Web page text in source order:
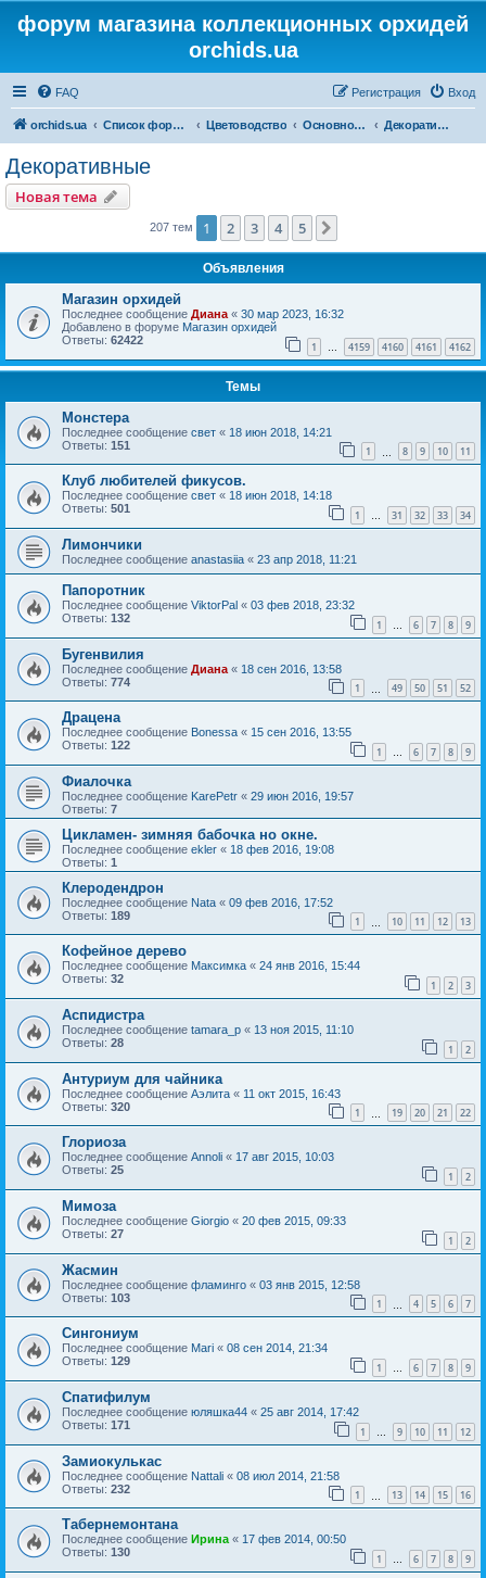
форум магазина коллекционных орхидей
orchids.ua
FAQ Вход
Регистрация
orchids.ua Список форумов Цветоводство Основной форум Декоративные
Декоративные
Новая тема
207 тем 1 2 3 4 5
Объявления
Магазин орхидей
Последнее сообщение Диана « 30 мар 2023, 16:32
Добавлено в форуме Магазин орхидей
Ответы: 62422 1 … 4159 4160 4161 4162
Темы
Монстера
Последнее сообщение свет « 18 июн 2018, 14:21
Ответы: 151 1 8 9 10 11
Клуб любителей фикусов.
Последнее сообщение свет « 18 июн 2018, 14:18
Ответы: 501 1 … 31 32 33 34
Лимончики
Последнее сообщение anastasiia « 23 апр 2018, 11:21
Папоротник
Последнее сообщение ViktorPal « 03 фев 2018, 23:32
Ответы: 132 1 … 6 7 8 9
Бугенвилия
Последнее сообщение Диана « 18 сен 2016, 13:58
Ответы: 774 1 49 50 51 52
Драцена
Последнее сообщение Bonessa « 15 сен 2016, 13:55
Ответы: 122 1 … 6 7 8 9
Фиалочка
Последнее сообщение KarePetr « 29 июн 2016, 19:57
Ответы: 7
Цикламен- зимняя бабочка но окне.
Последнее сообщение ekler « 18 фев 2016, 19:08
Ответы: 1
Клеродендрон
Последнее сообщение Nata « 09 фев 2016, 17:52
Ответы: 189 1 10 11 12 13
Кофейное дерево
Последнее сообщение Максимка « 24 янв 2016, 15:44
Ответы: 32 1 2 3
Аспидистра
Последнее сообщение tamara_p « 13 ноя 2015, 11:10
Ответы: 28 1 2
Антуриум для чайника
Последнее сообщение Aэлита « 11 окт 2015, 16:43
Ответы: 320 1 19 20 21 22
Глориоза
Последнее сообщение Annoli « 17 авг 2015, 10:03
Ответы: 25 1 2
Мимоза
Последнее сообщение Giorgio « 20 фев 2015, 09:33
Ответы: 27 1 2
Жасмин
Последнее сообщение фламинго « 03 янв 2015, 12:58
Ответы: 103 1 4 5 6 7
Сингониум
Последнее сообщение Mari « 08 сен 2014, 21:34
Ответы: 129 1 … 6 7 8 9
Спатифилум
Последнее сообщение юляшка44 « 25 авг 2014, 17:42
Ответы: 171 1 … 9 10 11 12
Замиокулькас
Последнее сообщение Nattali « 08 июл 2014, 21:58
Ответы: 232 1 13 14 15 16
Табернемонтана
Последнее сообщение Ирина « 17 фев 2014, 00:50
Ответы: 130 1 … 6 7 8 9